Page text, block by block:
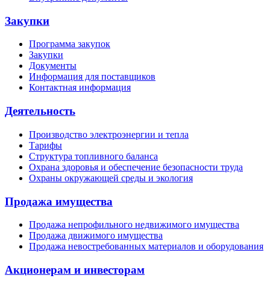
Закупки
Программа закупок
Закупки
Документы
Информация для поставщиков
Контактная информация
Деятельность
Производство электроэнергии и тепла
Тарифы
Структура топливного баланса
Охрана здоровья и обеспечение безопасности труда
Охраны окружающей среды и экология
Продажа имущества
Продажа непрофильного недвижимого имущества
Продажа движимого имущества
Продажа невостребованных материалов и оборудования
Акционерам и инвесторам